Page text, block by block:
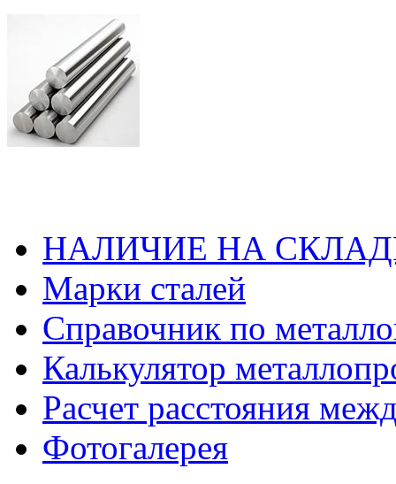
НАЛИЧИЕ НА
Марки сталей
Справочник по
Калькулятор
Расчет расстояния
Фотогалерея